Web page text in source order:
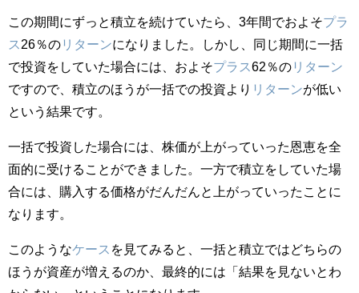
この期間にずっと積立を続けていたら、3年間でおよそプラ
ス 26％のリターンになりました。しかし、同じ期間に一括
で投資をしていた場合には、およそプラス62％のリターン
ですので、積立のほうが一括での投資より リターンが低い
という結果です。
一括で投資した場合には、株価が上がっていった恩恵を全
面的に受けることができました。一方で積立をしていた場
合には、購入する価格がだんだんと上がっていったことに
なります。
このようなケース を見てみると、一括と積立ではどちらの
ほうが資産が増えるのか、最終的には「結果を見ないとわ